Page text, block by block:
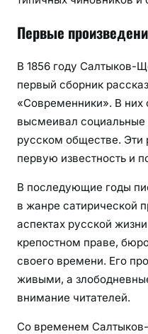
Первые
В 1856 году Салтыков-
первый сборник
«Современники». В них
высмеивал социальные
русском обществе. Эти
первую известность и
В последующие годы
в жанре сатирической
аспектах русской
крепостном праве,
своего времени. Его
живыми, а
внимание читателей.
Со временем